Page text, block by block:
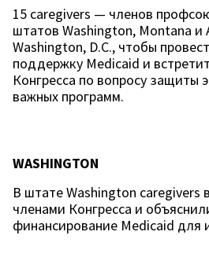
15 caregivers — членов
штатов Washington, Montana и
Washington, D.C., чтобы
поддержку Medicaid и
Конгресса по вопросу защиты
важных программ.
WASHINGTON
В штате Washington caregivers
членами Конгресса и
финансирование Medicaid для